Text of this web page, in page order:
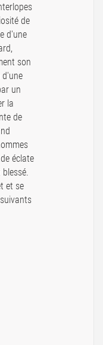
de
d'une
son
d'une
un
la
de
éclate
et se